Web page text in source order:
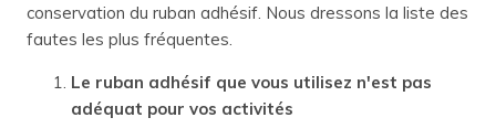
conservation du ruban adhésif. Nous dressons la liste des
fautes les plus fréquentes.
Le ruban adhésif que vous utilisez n'est pas
adéquat pour vos activités